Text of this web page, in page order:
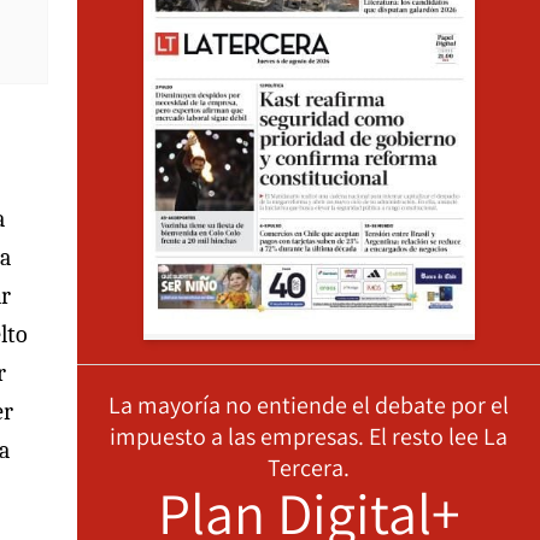
La mayoría no entiende el debate por el
impuesto a las empresas. El resto lee La
Tercera.
Plan Digital+